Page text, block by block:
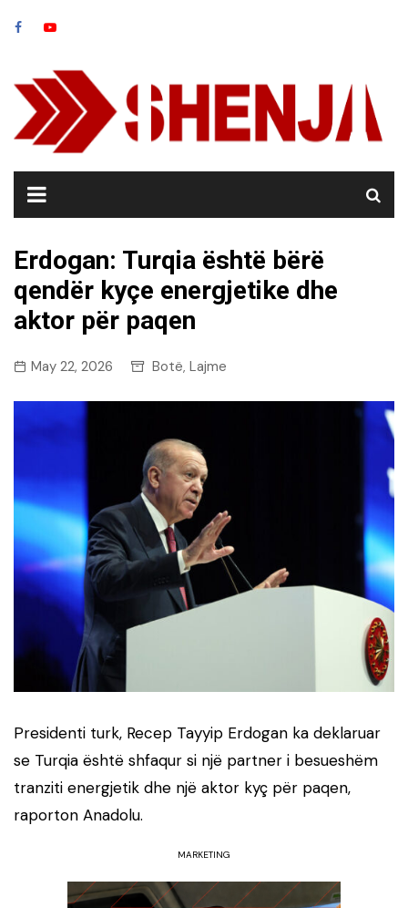
Erdogan: Turqia është bërë
qendër kyçe energjetike dhe
aktor për paqen
May 22, 2026 Botë, Lajme
Presidenti turk, Recep Tayyip Erdogan ka deklaruar
se Turqia është shfaqur si një partner i besueshëm
tranziti energjetik dhe një aktor kyç për paqen,
raporton Anadolu.
MARKETING